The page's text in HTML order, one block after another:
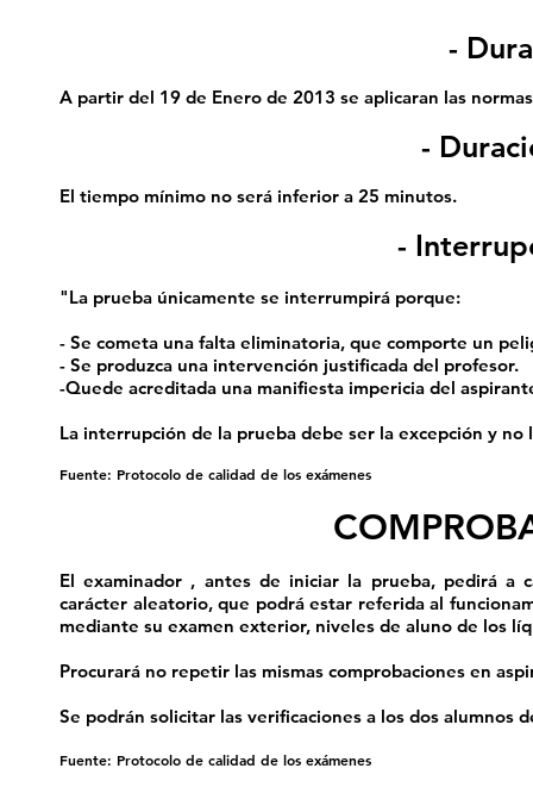
-
A partir del 19 de Enero de 2013 se aplicaran las
-
El tiempo mínimo no será inferior a 25 minutos.
-
"La prueba únicamente se interrumpirá porque:
- Se cometa una falta eliminatoria, que comporte un
- Se produzca una intervención justificada del profesor.
-Quede acreditada una manifiesta impericia del
La interrupción de la prueba debe ser la excepción y no
Fuente: Protocolo de calidad de los exámenes
El examinador , antes de iniciar la prueba, pedirá a
carácter aleatorio, que podrá estar referida al
mediante su examen exterior, niveles de aluno de los
Procurará no repetir las mismas comprobaciones en
Se podrán solicitar las verificaciones a los dos alumnos
Fuente: Protocolo de calidad de los exámenes